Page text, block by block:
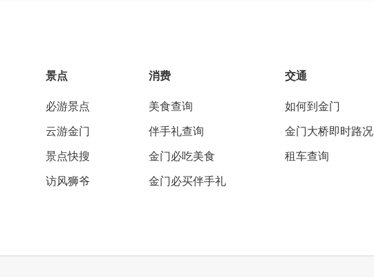
景点
必游景点
云游金门
景点快搜
访风狮爷
消费
美食查询
伴手礼查询
金门必吃美食
金门必买伴手礼
交通
如何到金门
金门大桥即时路况
租车查询